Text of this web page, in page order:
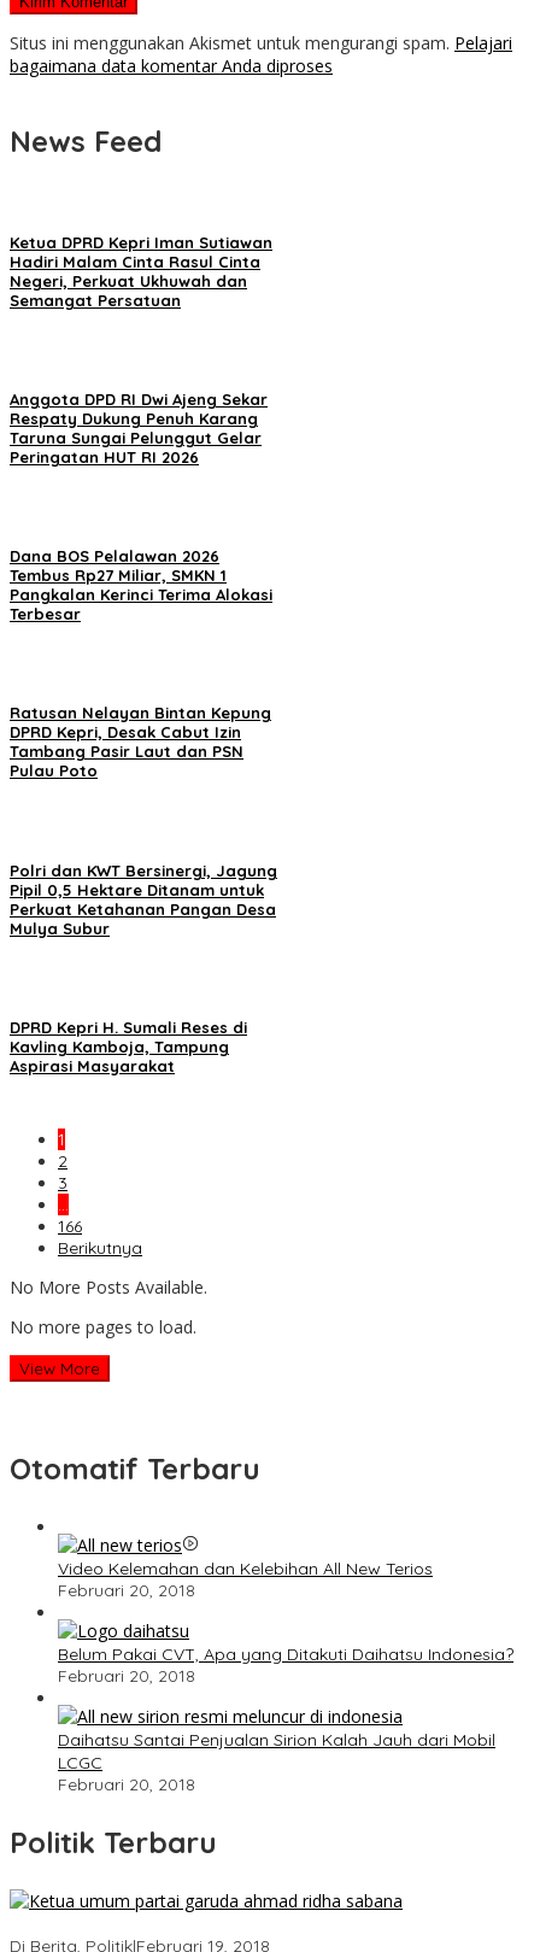
Situs ini menggunakan Akismet untuk mengurangi spam. Pelajari
bagaimana data komentar Anda diproses
News Feed
Ketua DPRD Kepri Iman Sutiawan
Hadiri Malam Cinta Rasul Cinta
Negeri, Perkuat Ukhuwah dan
Semangat Persatuan
Anggota DPD RI Dwi Ajeng Sekar
Respaty Dukung Penuh Karang
Taruna Sungai Pelunggut Gelar
Peringatan HUT RI 2026
Dana BOS Pelalawan 2026
Tembus Rp27 Miliar, SMKN 1
Pangkalan Kerinci Terima Alokasi
Terbesar
Ratusan Nelayan Bintan Kepung
DPRD Kepri, Desak Cabut Izin
Tambang Pasir Laut dan PSN
Pulau Poto
Polri dan KWT Bersinergi, Jagung
Pipil 0,5 Hektare Ditanam untuk
Perkuat Ketahanan Pangan Desa
Mulya Subur
DPRD Kepri H. Sumali Reses di
Kavling Kamboja, Tampung
Aspirasi Masyarakat
1
2
3
…
166
Berikutnya
No More Posts Available.
No more pages to load.
View More
Otomatif Terbaru
Video Kelemahan dan Kelebihan All New Terios
Februari 20, 2018
Belum Pakai CVT, Apa yang Ditakuti Daihatsu Indonesia?
Februari 20, 2018
Daihatsu Santai Penjualan Sirion Kalah Jauh dari Mobil
LCGC
Februari 20, 2018
Politik Terbaru
Di Berita, Politik|Februari 19, 2018